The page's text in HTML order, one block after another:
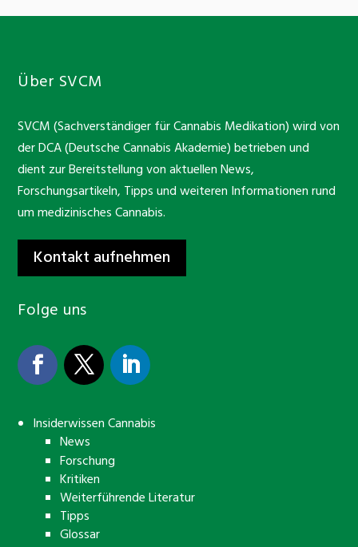
Über SVCM
SVCM (Sachverständiger für Cannabis Medikation) wird von
der DCA (Deutsche Cannabis Akademie) betrieben und
dient zur Bereitstellung von aktuellen News,
Forschungsartikeln, Tipps und weiteren Informationen rund
um medizinisches Cannabis.
Kontakt aufnehmen
Folge uns
Insiderwissen Cannabis
News
Forschung
Kritiken
Weiterführende Literatur
Tipps
Glossar